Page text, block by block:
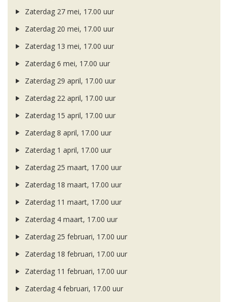
Zaterdag 27 mei, 17.00 uur
Zaterdag 20 mei, 17.00 uur
Zaterdag 13 mei, 17.00 uur
Zaterdag 6 mei, 17.00 uur
Zaterdag 29 april, 17.00 uur
Zaterdag 22 april, 17.00 uur
Zaterdag 15 april, 17.00 uur
Zaterdag 8 april, 17.00 uur
Zaterdag 1 april, 17.00 uur
Zaterdag 25 maart, 17.00 uur
Zaterdag 18 maart, 17.00 uur
Zaterdag 11 maart, 17.00 uur
Zaterdag 4 maart, 17.00 uur
Zaterdag 25 februari, 17.00 uur
Zaterdag 18 februari, 17.00 uur
Zaterdag 11 februari, 17.00 uur
Zaterdag 4 februari, 17.00 uur